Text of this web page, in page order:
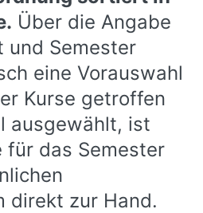
Über die Angabe
und Semester
eine Vorauswahl
Kurse getroffen
ausgewählt, ist
das Semester
direkt zur Hand.